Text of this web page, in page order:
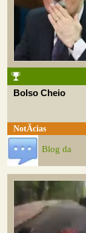
Bolso Cheio
NotÃ­cias
Blog da